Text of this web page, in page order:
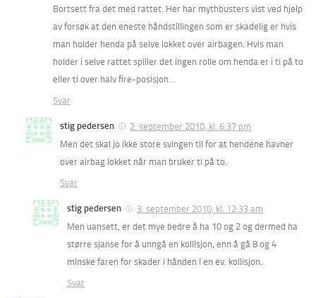
Bortsett fra det med rattet. Her har mythbusters vist ved hjelp
av forsøk at den eneste håndstillingen som er skadelig er hvis
man holder henda på selve lokket over airbagen. Hvis man
holder i selve rattet spiller det ingen rolle om henda er i ti på to
eller ti over halv fire-posisjon…
Svar
stig pedersen
2. september 2010, kl. 6:37 pm
Men det skal jo ikke store svingen til for at hendene havner
over airbag lokket når man bruker ti på to.
Svar
stig pedersen
3. september 2010, kl. 12:33 am
Men uansett, er det mye bedre å ha 10 og 2 og dermed ha
større sjanse for å unngå en kollisjon, enn å gå 8 og 4
minske faren for skader i hånden i en ev. kollisjon.
Svar